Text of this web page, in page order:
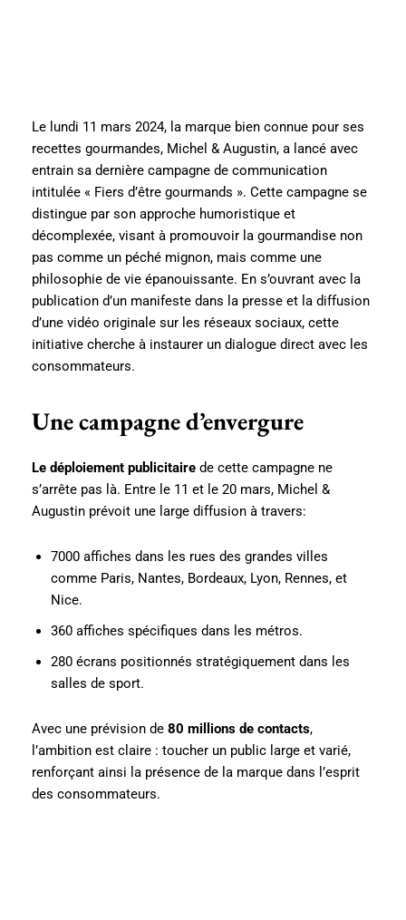
Le lundi 11 mars 2024, la marque bien connue pour ses
recettes gourmandes, Michel & Augustin, a lancé avec
entrain sa dernière campagne de communication
intitulée « Fiers d’être gourmands ». Cette campagne se
distingue par son approche humoristique et
décomplexée, visant à promouvoir la gourmandise non
pas comme un péché mignon, mais comme une
philosophie de vie épanouissante. En s’ouvrant avec la
publication d’un manifeste dans la presse et la diffusion
d’une vidéo originale sur les réseaux sociaux, cette
initiative cherche à instaurer un dialogue direct avec les
consommateurs.
Une campagne d’envergure
Le déploiement publicitaire de cette campagne ne
s’arrête pas là. Entre le 11 et le 20 mars, Michel &
Augustin prévoit une large diffusion à travers:
7000 affiches dans les rues des grandes villes
comme Paris, Nantes, Bordeaux, Lyon, Rennes, et
Nice.
360 affiches spécifiques dans les métros.
280 écrans positionnés stratégiquement dans les
salles de sport.
Avec une prévision de 80 millions de contacts,
l’ambition est claire : toucher un public large et varié,
renforçant ainsi la présence de la marque dans l’esprit
des consommateurs.